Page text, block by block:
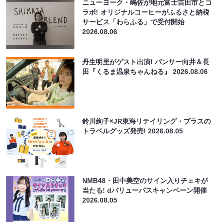
ニューヨーク・嶋佐が地元富士吉田市とコ
ラボ! オリジナルコーヒーがふるさと納税
サービス「わらふる」で受付開始
2026.08.06
丹生明里がゲスト出演! パンサー向井＆長
田『くるま温泉ちゃんねる』2026.08.06
鈴川絢子×JR東海リテイリング・プラスの
トラベルグッズ発売!2026.08.05
NMB48・田中美空のサイン入りチェキが
当たる! dバリューパスキャンペーン開催
2026.08.05